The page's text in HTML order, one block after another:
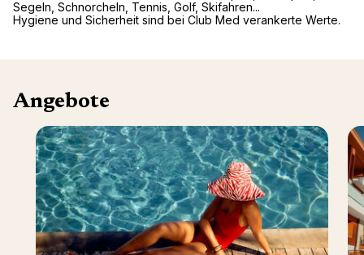
Segeln, Schnorcheln, Tennis, Golf, Skifahren...
Hygiene und Sicherheit sind bei Club Med verankerte Werte.
Angebote